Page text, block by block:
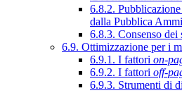
6.8.2.
dalla Pubblica
6.8.3. Consenso dei
6.9. Ottimizzazione per i
6.9.1. I fattori on-
6.9.2. I fattori off-
6.9.3. Strumenti di